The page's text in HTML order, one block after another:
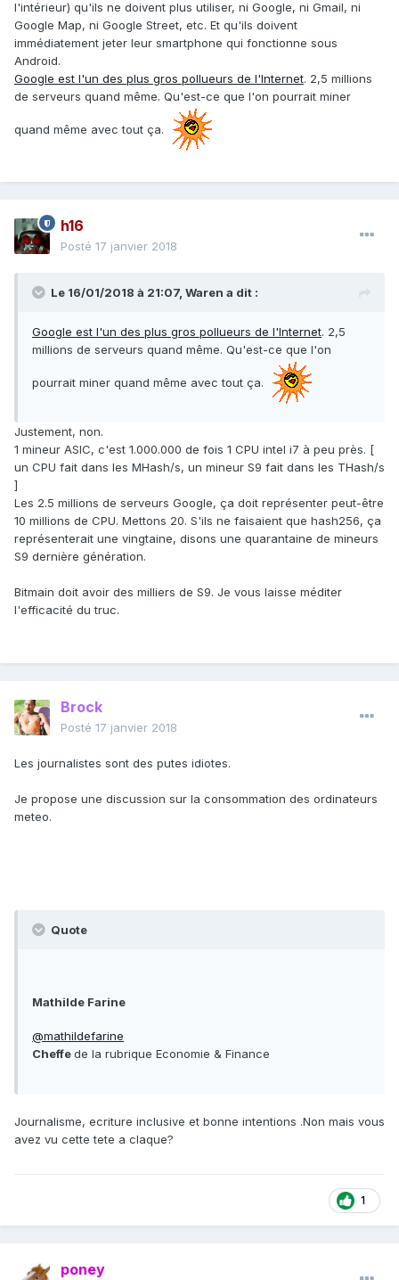
l'intérieur) qu'ils ne doivent plus utiliser, ni Google, ni Gmail, ni
Google Map, ni Google Street, etc. Et qu'ils doivent
immédiatement jeter leur smartphone qui fonctionne sous
Android.
Google est l'un des plus gros pollueurs de l'Internet. 2,5 millions
de serveurs quand même. Qu'est-ce que l'on pourrait miner
quand même avec tout ça.
h16
Posté 17 janvier 2018
Le 16/01/2018 à 21:07, Waren a dit :
Google est l'un des plus gros pollueurs de l'Internet. 2,5
millions de serveurs quand même. Qu'est-ce que l'on
pourrait miner quand même avec tout ça.
Justement, non.
1 mineur ASIC, c'est 1.000.000 de fois 1 CPU intel i7 à peu près. [
un CPU fait dans les MHash/s, un mineur S9 fait dans les THash/s
]
Les 2.5 millions de serveurs Google, ça doit représenter peut-être
10 millions de CPU. Mettons 20. S'ils ne faisaient que hash256, ça
représenterait une vingtaine, disons une quarantaine de mineurs
S9 dernière génération.
Bitmain doit avoir des milliers de S9. Je vous laisse méditer
l'efficacité du truc.
Brock
Posté 17 janvier 2018
Les journalistes sont des putes idiotes.
Je propose une discussion sur la consommation des ordinateurs
meteo.
Quote
Mathilde Farine
@mathildefarine
Cheffede la rubrique Economie & Finance
Journalisme, ecriture inclusive et bonne intentions .Non mais vous
avez vu cette tete a claque?
1
poney